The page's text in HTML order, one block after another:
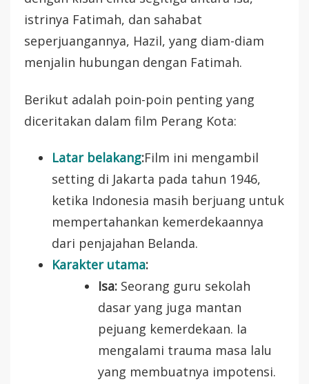
istrinya Fatimah, dan sahabat
seperjuangannya, Hazil, yang diam-diam
menjalin hubungan dengan Fatimah.
Berikut adalah poin-poin penting yang
diceritakan dalam film Perang Kota:
Latar belakang:Film ini mengambil
setting di Jakarta pada tahun 1946,
ketika Indonesia masih berjuang untuk
mempertahankan kemerdekaannya
dari penjajahan Belanda.
Karakter utama:
Isa: Seorang guru sekolah
dasar yang juga mantan
pejuang kemerdekaan. Ia
mengalami trauma masa lalu
yang membuatnya impotensi.